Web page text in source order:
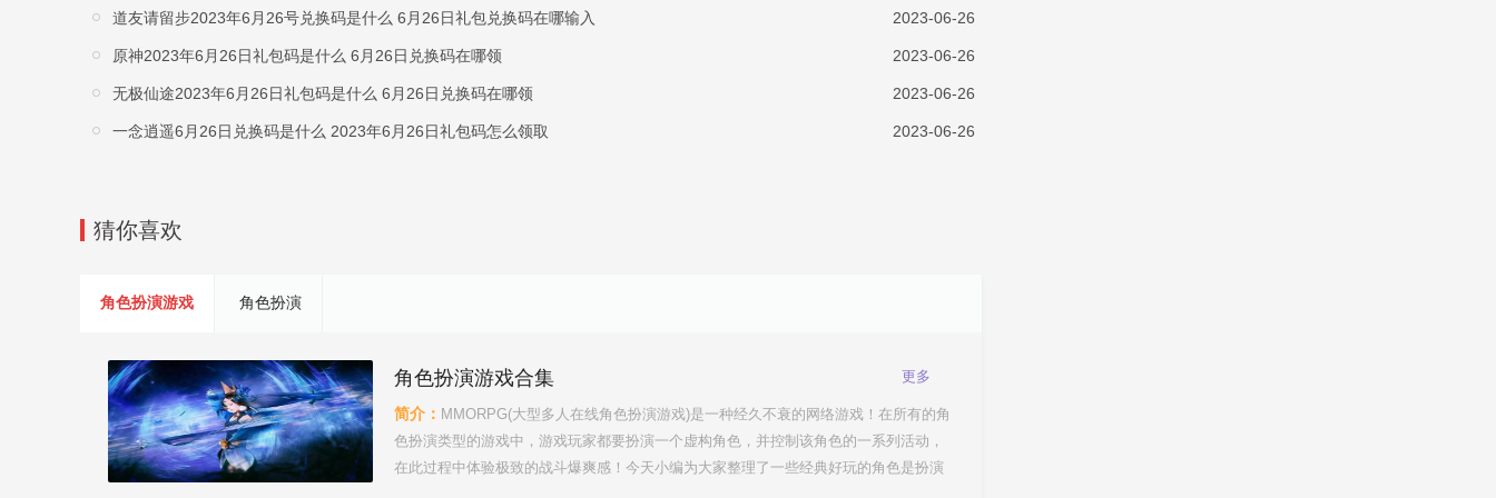
道友请留步2023年6月26号兑换码是什么 6月26日礼包兑换码在哪输入 2023-06-26
原神2023年6月26日礼包码是什么 6月26日兑换码在哪领 2023-06-26
无极仙途2023年6月26日礼包码是什么 6月26日兑换码在哪领 2023-06-26
一念逍遥6月26日兑换码是什么 2023年6月26日礼包码怎么领取 2023-06-26
猜你喜欢
角色扮演游戏 角色扮演
角色扮演游戏合集 更多
简介： MMORPG(大型多人在线角色扮演游戏)是一种经久不衰的网络游戏！在所有的角
色扮演类型的游戏中，游戏玩家都要扮演一个虚构角色，并控制该角色的一系列活动，
在此过程中体验极致的战斗爆爽感！今天小编为大家整理了一些经典好玩的角色是扮演